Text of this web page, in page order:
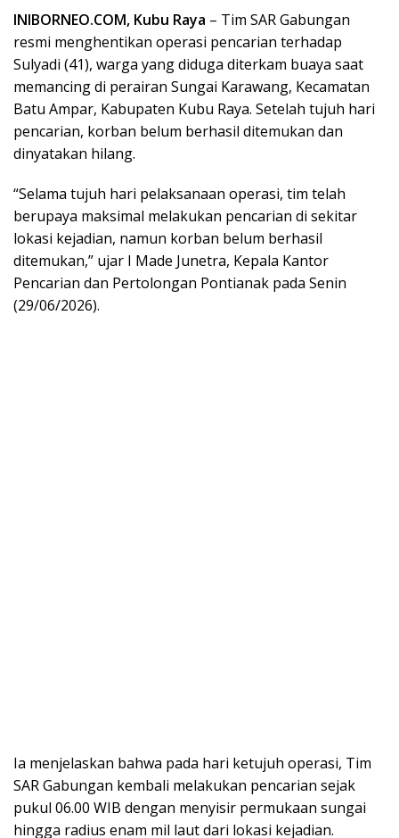
INIBORNEO.COM, Kubu Raya – Tim SAR Gabungan
resmi menghentikan operasi pencarian terhadap
Sulyadi (41), warga yang diduga diterkam buaya saat
memancing di perairan Sungai Karawang, Kecamatan
Batu Ampar, Kabupaten Kubu Raya. Setelah tujuh hari
pencarian, korban belum berhasil ditemukan dan
dinyatakan hilang.
“Selama tujuh hari pelaksanaan operasi, tim telah
berupaya maksimal melakukan pencarian di sekitar
lokasi kejadian, namun korban belum berhasil
ditemukan,” ujar I Made Junetra, Kepala Kantor
Pencarian dan Pertolongan Pontianak pada Senin
(29/06/2026).
Ia menjelaskan bahwa pada hari ketujuh operasi, Tim
SAR Gabungan kembali melakukan pencarian sejak
pukul 06.00 WIB dengan menyisir permukaan sungai
hingga radius enam mil laut dari lokasi kejadian.